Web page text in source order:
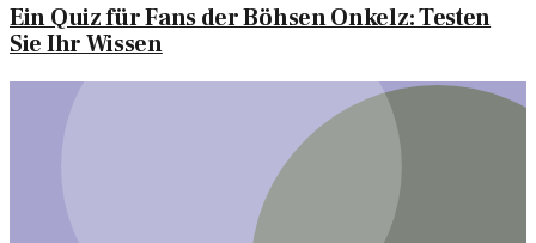
Ein Quiz für Fans der Böhsen Onkelz: Testen
Sie Ihr Wissen